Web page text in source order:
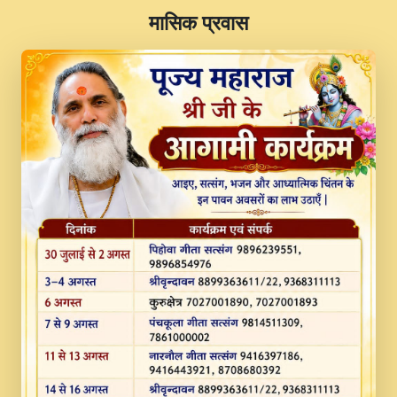
JINU SATGURU AAP BULAVE by Rasik
Pawan ji 20-11-19 Sankirtan At VEER JI
PRABHU KUTEER CHANNEL.mp3
Kina Sohna Tera Bhawan Sajaya Mata
Vaishno Devi Aarti Mata Rani Bhajan By
Lakhwinder Wadali Ji.mp3
MERE MANN VICH KANTH KALER
NEW PUNAJBI DEVOTIONAL SONG 2017
FULL VIDEO HD.mp3
Na To Roop Hai Bindu Ji Maharaj Pad - A
Divine Bhajan by Shri Indresh Ji
#BhaktiPath.mp3
Radha Rani Ki Kirpa Best Devotional
Song By Chitra Vichitra.mp3
​मासिक प्रवास